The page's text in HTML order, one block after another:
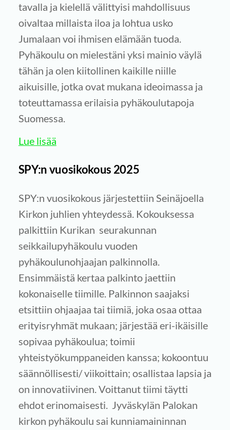
tavalla ja kielellä välittyisi mahdollisuus
oivaltaa millaista iloa ja lohtua usko
Jumalaan voi ihmisen elämään tuoda.
Pyhäkoulu on mielestäni yksi mainio väylä
tähän ja olen kiitollinen kaikille niille
aikuisille, jotka ovat mukana ideoimassa ja
toteuttamassa erilaisia pyhäkoulutapoja
Suomessa.
Lue lisää
SPY:n vuosikokous 2025
SPY:n vuosikokous järjestettiin Seinäjoella
Kirkon juhlien yhteydessä. Kokouksessa
palkittiin Kurikan seurakunnan
seikkailupyhäkoulu vuoden
pyhäkoulunohjaajan palkinnolla.
Ensimmäistä kertaa palkinto jaettiin
kokonaiselle tiimille. Palkinnon saajaksi
etsittiin ohjaajaa tai tiimiä, joka osaa ottaa
erityisryhmät mukaan; järjestää eri-ikäisille
sopivaa pyhäkoulua; toimii
yhteistyökumppaneiden kanssa; kokoontuu
säännöllisesti/ viikoittain; osallistaa lapsia ja
on innovatiivinen. Voittanut tiimi täytti
ehdot erinomaisesti. Jyväskylän Palokan
kirkon pyhäkoulu sai kunniamaininnan